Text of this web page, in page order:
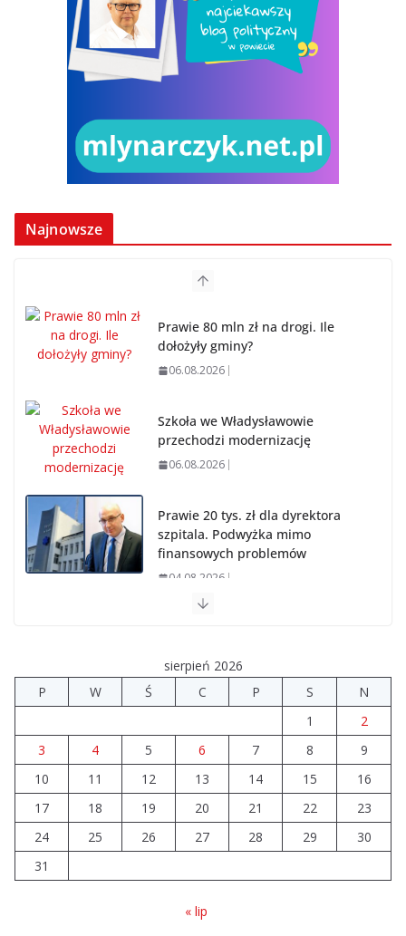
Najnowsze
Prawie 80 mln zł na drogi. Ile
dołożyły gminy?
06.08.2026
Szkoła we Władysławowie
przechodzi modernizację
06.08.2026
Prawie 20 tys. zł dla dyrektora
szpitala. Podwyżka mimo
finansowych problemów
04.08.2026
Wiata Wielkopolska. Dotacje nawet do 300 tys. zł
14 sierpnia urzędy skarbowe
będą nieczynne
06.08.2026
sierpień 2026
P
W Ś C P S
N
1
2
3
4 5 6 7 8
9
10
11 12 13 14 15
16
17
18 19 20 21 22
23
24
25 26 27 28 29
30
31
« lip